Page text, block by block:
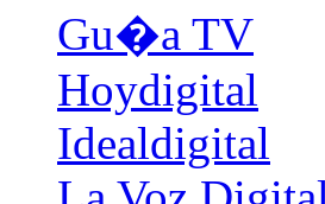
Gu�a TV
Hoydigital
Idealdigital